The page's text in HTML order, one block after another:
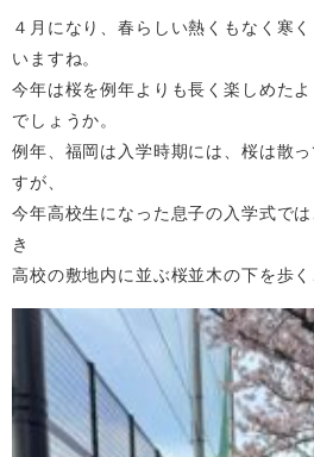
４月になり、春らしい熱くもなく寒
いますね。
今年は桜を例年よりも長く楽しめた
でしょうか。
例年、福岡は入学時期には、桜は散
すが、
今年高校生になった息子の入学式で
き
高校の敷地内に並ぶ桜並木の下を歩く